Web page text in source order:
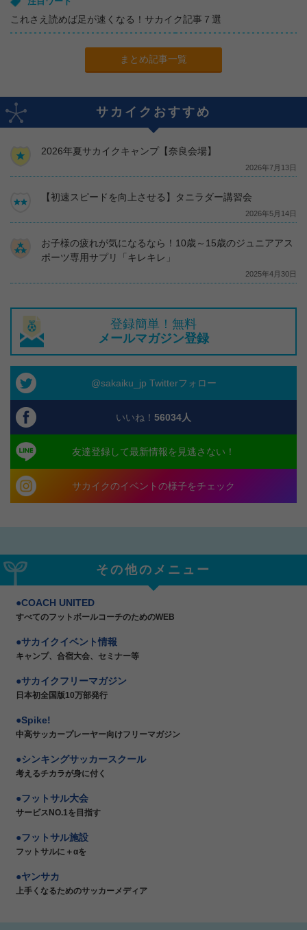
これさえ読めば足が速くなる！サカイク記事７選
まとめ記事一覧
サカイクおすすめ
2026年夏サカイクキャンプ【奈良会場】
2026年7月13日
【初速スピードを向上させる】タニラダー講習会
2026年5月14日
お子様の疲れが気になるなら！10歳～15歳のジュニアアス
ポーツ専用サプリ「キレキレ」
2025年4月30日
登録簡単！無料
メールマガジン登録
@sakaiku_jp Twitterフォロー
いいね！ 56034人
友達登録して最新情報を見逃さない！
サカイクのイベントの様子をチェック
その他のメニュー
COACH UNITED
すべてのフットボールコーチのためのWEB
サカイクイベント情報
キャンプ、合宿大会、セミナー等
サカイクフリーマガジン
日本初全国版10万部発行
Spike!
中高サッカープレーヤー向けフリーマガジン
シンキングサッカースクール
考えるチカラが身に付く
フットサル大会
サービスNO.1を目指す
フットサル施設
フットサルに＋αを
ヤンサカ
上手くなるためのサッカーメディア